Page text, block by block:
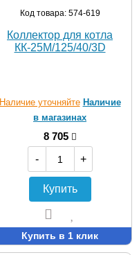
Код товара: 574-619
Коллектор для котла
КК-25M/125/40/3D
Наличие уточняйте Наличие
в магазинах
8 705
-
+
Купить
Купить в 1 клик